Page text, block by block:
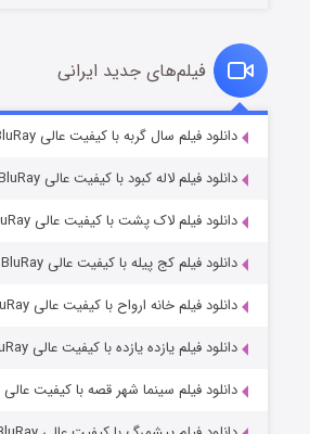
قسمت۶ (زیرنویس)
فیلم‌های جدید ایرانی
دانلود فیلم سال گربه با کیفیت عالی BluRay
دانلود فیلم لاله کبود با کیفیت عالی BluRay
دانلود فیلم لاک پشت با کیفیت عالی BluRay
دانلود فیلم کج‌ پیله با کیفیت عالی BluRay
دانلود فیلم خانه ارواح با کیفیت عالی BluRay
دانلود فیلم یازده یازده با کیفیت عالی BluRay
دانلود فیلم سینما شهر قصه با کیفیت عالی BluRay